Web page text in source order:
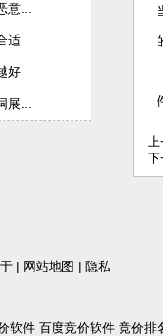
...
适
好
...
下
| 网站地图 | 隐私
软件 百度竞价软件 竞价排